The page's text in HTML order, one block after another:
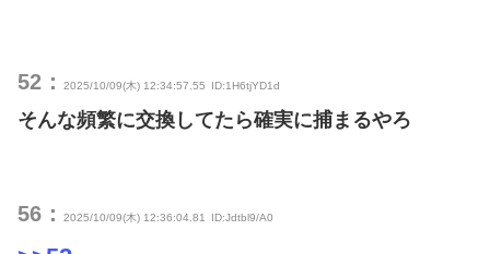
52： 2025/10/09(木) 12:34:57.55 ID:1H6tjYD1d
そんな頻繁に交換してたら確実に捕まるやろ
56： 2025/10/09(木) 12:36:04.81 ID:Jdtbl9/A0